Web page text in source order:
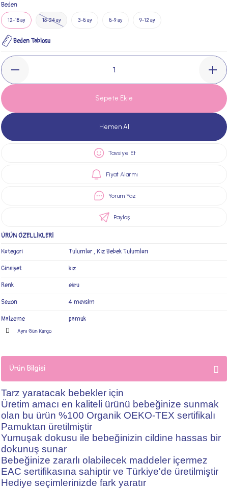
Beden
12-18 ay 18-24 ay 3-6 ay 6-9 ay 9-12 ay
Beden Tablosu
Sepete Ekle
Hemen Al
Tavsiye Et
Fiyat Alarmı
Yorum Yaz
Paylaş
ÜRÜN ÖZELLİKLERİ
Kategori Tulumlar ,Kız Bebek Tulumları
Cinsiyet kız
Renk ekru
Sezon 4 mevsim
Malzeme pamuk
Aynı Gün Kargo
Ürün Bilgisi
Tarz yaratacak bebekler için
Üretim amacı en kaliteli ürünü bebeğinize sunmak
olan bu ürün %100 Organik OEKO-TEX sertifikalı
Pamuktan üretilmiştir
Yumuşak dokusu ile bebeğinizin cildine hassas bir
dokunuş sunar
Bebeğinize zararlı olabilecek maddeler içermez
EAC sertifikasına sahiptir ve Türkiye'de üretilmiştir
Hediye seçimlerinizde fark yaratır